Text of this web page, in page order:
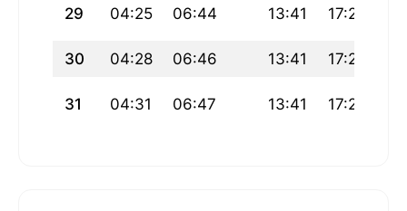
29 04:25 06:44 13:41 17:28
30 04:28 06:46 13:41 17:26
31 04:31 06:47 13:41 17:25